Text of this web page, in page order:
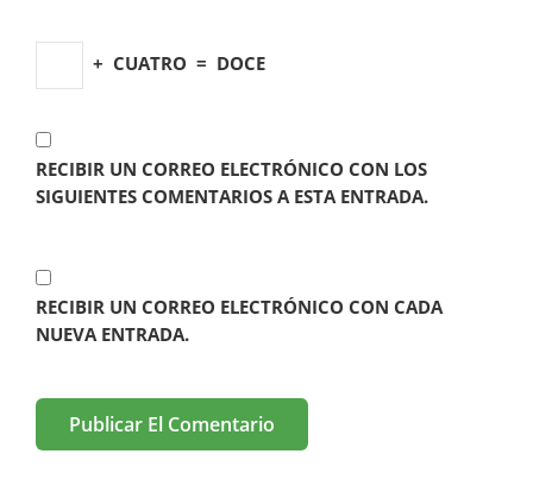
+ CUATRO = DOCE
RECIBIR UN CORREO ELECTRÓNICO CON LOS
SIGUIENTES COMENTARIOS A ESTA ENTRADA.
RECIBIR UN CORREO ELECTRÓNICO CON CADA
NUEVA ENTRADA.